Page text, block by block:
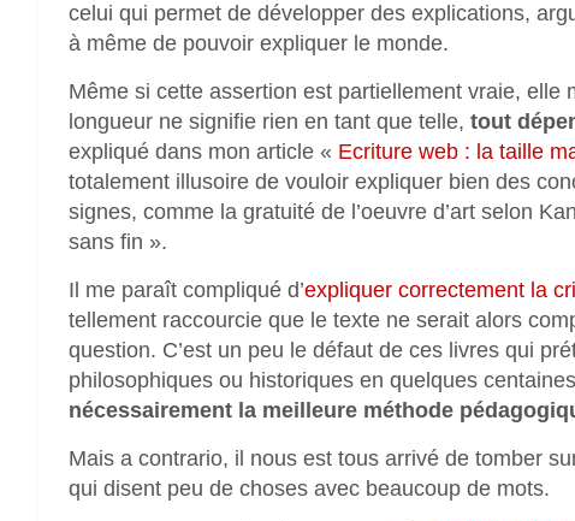
celui qui permet de développer des explications,
à même de pouvoir expliquer le monde.
Même si cette assertion est partiellement vraie, elle
longueur ne signifie rien en tant que telle, tout
expliqué dans mon article « Ecriture web : la taille
totalement illusoire de vouloir expliquer bien des
signes, comme la gratuité de l’oeuvre d’art selon
sans fin ».
Il me paraît compliqué d’expliquer correctement la
tellement raccourcie que le texte ne serait alors
question. C’est un peu le défaut de ces livres qui
philosophiques ou historiques en quelques
nécessairement la meilleure méthode
Mais a contrario, il nous est tous arrivé de tomber
qui disent peu de choses avec beaucoup de mots.